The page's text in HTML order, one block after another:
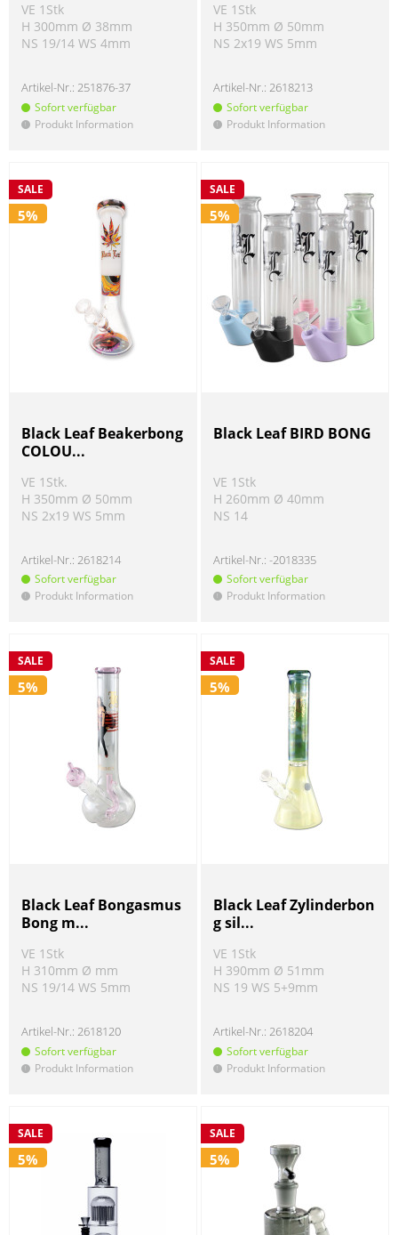
VE 1Stk
H 300mm Ø 38mm
NS 19/14 WS 4mm
Artikel-Nr.:251876-37
Sofort verfügbar
! Produkt Information
VE 1Stk
H 350mm Ø 50mm
NS 2x19 WS 5mm
Artikel-Nr.:2618213
Sofort verfügbar
! Produkt Information
SALE
5%
Black Leaf Beakerbong
COLOU...
VE 1Stk.
H 350mm Ø 50mm
NS 2x19 WS 5mm
Artikel-Nr.:2618214
Sofort verfügbar
! Produkt Information
SALE
5%
Black Leaf BIRD BONG
VE 1Stk
H 260mm Ø 40mm
NS 14
Artikel-Nr.:-2018335
Sofort verfügbar
! Produkt Information
SALE
5%
Black Leaf Bongasmus
Bong m...
VE 1Stk
H 310mm Ø mm
NS 19/14 WS 5mm
Artikel-Nr.:2618120
Sofort verfügbar
! Produkt Information
SALE
5%
Black Leaf Zylinderbon
g sil...
VE 1Stk
H 390mm Ø 51mm
NS 19 WS 5+9mm
Artikel-Nr.:2618204
Sofort verfügbar
! Produkt Information
SALE
5%
SALE
5%